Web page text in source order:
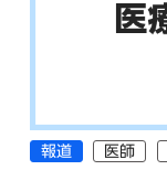
報道 医師